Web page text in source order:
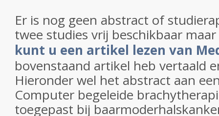
Er is nog geen abstract of
twee studies vrij beschikbaar maar
kunt u een artikel lezen van
bovenstaand artikel heb vertaald
Hieronder wel het abstract aan
Computer begeleide
toegepast bij